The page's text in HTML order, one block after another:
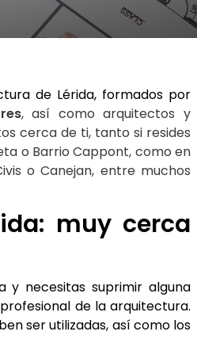
de Lérida, formados por
, así como arquitectos y
cerca de ti, tanto si resides
o Barrio Cappont, como en
o Canejan, entre muchos
muy cerca
y necesitas suprimir alguna
de la arquitectura.
ser utilizadas, así como los